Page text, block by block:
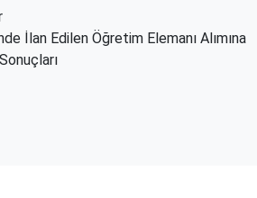
İlan Edilen Öğretim Elemanı Alımına